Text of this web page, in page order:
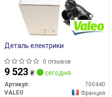
Деталь електрики
0 отзывов
9 523 ₴ сегодня
Артикул:
700440
VALEO
Франция